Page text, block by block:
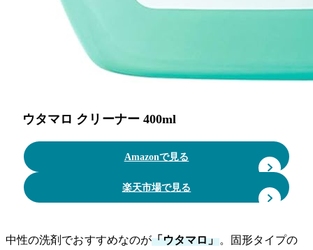
ウタマロ クリーナー 400ml
Amazonで見る
楽天市場で見る
中性の洗剤でおすすめなのが「ウタマロ」。固形タイプの